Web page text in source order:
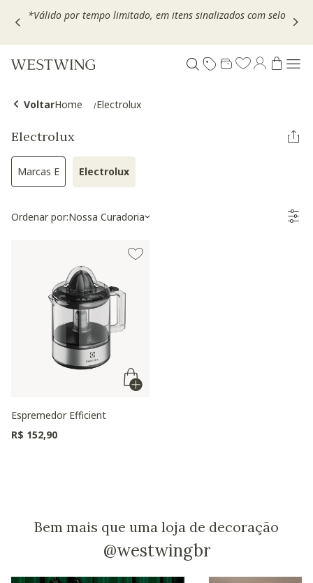
*Válido por tempo limitado, em itens sinalizados com selo
VoltarHome Electrolux
Electrolux
Marcas ERefinar por Categoria: Marcas E
Electrolux
Ordenar por:Nossa Curadoria
Espremedor Efficient
R$ 152,90
Bem mais que uma loja de decoração
@westwingbr